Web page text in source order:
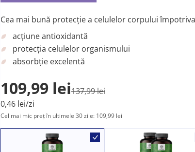
Cea mai bună protecție a celulelor corpului
acțiune antioxidantă
protecția celulelor organismului
absorbție excelentă
109,99 lei137,99 lei
0,46 lei/zi
Cel mai mic preț în ultimele 30 zile: 109,99 lei